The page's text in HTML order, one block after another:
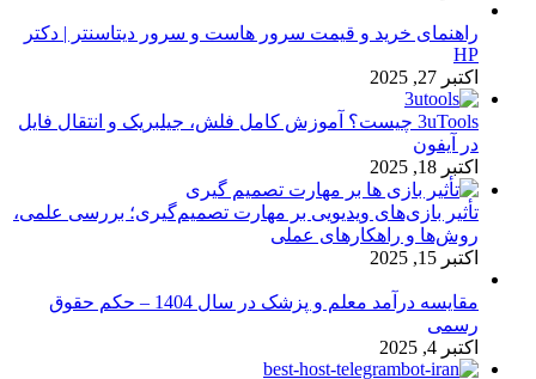
راهنمای خرید و قیمت سرور هاست و سرور دیتاسنتر | دکتر
HP
اکتبر 27, 2025
3uTools چیست؟ آموزش کامل فلش، جیلبریک و انتقال فایل
در آیفون
اکتبر 18, 2025
تأثیر بازی‌های ویدیویی بر مهارت تصمیم‌گیری؛ بررسی علمی،
روش‌ها و راهکارهای عملی
اکتبر 15, 2025
مقایسه درآمد معلم و پزشک در سال 1404 – حکم حقوق
رسمی
اکتبر 4, 2025